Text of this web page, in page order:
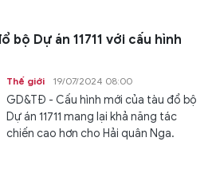
Dự án 11711 với cấu hình
Thế giới 19/07/2024 08:00
GD&TĐ - Cấu hình mới của tàu đổ bộ
Dự án 11711 mang lại khả năng tác
chiến cao hơn cho Hải quân Nga.